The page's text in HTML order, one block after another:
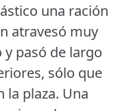
una ración
atravesó muy
pasó de largo
sólo que
la plaza. Una